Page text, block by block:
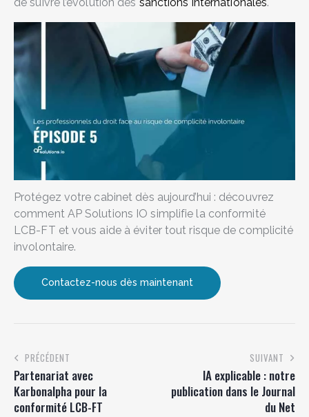
Protégez votre cabinet dès aujourd’hui : découvrez
comment AP Solutions IO simplifie la conformité
LCB-FT et vous aide à éviter tout risque de complicité
involontaire.
Contactez-nous dès maintenant
PRÉCÉDENT
Partenariat avec
Karbonalpha pour la
conformité LCB-FT
SUIVANT
IA explicable : notre
publication dans le Journal
du Net